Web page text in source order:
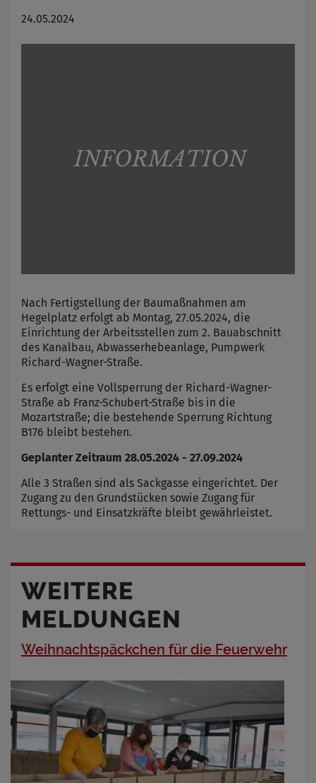
24.05.2024
Nach Fertigstellung der Baumaßnahmen am
Hegelplatz erfolgt ab Montag, 27.05.2024, die
Einrichtung der Arbeitsstellen zum 2. Bauabschnitt
des Kanalbau, Abwasserhebeanlage, Pumpwerk
Richard-Wagner-Straße.
Es erfolgt eine Vollsperrung der Richard-Wagner-
Straße ab Franz-Schubert-Straße bis in die
Mozartstraße; die bestehende Sperrung Richtung
B176 bleibt bestehen.
Geplanter Zeitraum 28.05.2024 - 27.09.2024
Alle 3 Straßen sind als Sackgasse eingerichtet. Der
Zugang zu den Grundstücken sowie Zugang für
Rettungs- und Einsatzkräfte bleibt gewährleistet.
WEITERE
MELDUNGEN
Weihnachtspäckchen für die Feuerwehr